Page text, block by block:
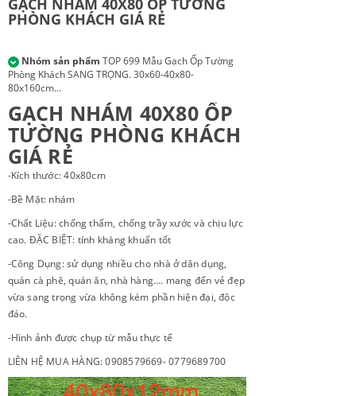
GẠCH NHÁM 40X80 ỐP TƯỜNG
PHÒNG KHÁCH GIÁ RẺ
Nhóm sản phẩm TOP 699 Mẫu Gạch Ốp Tường
Phòng Khách SANG TRỌNG. 30x60-40x80-
80x160cm...
GẠCH NHÁM 40X80 ỐP
TƯỜNG PHÒNG KHÁCH
GIÁ RẺ
-Kích thước: 40x80cm
-Bề Mặt: nhám
-Chất Liệu: chống thấm, chống trầy xước và chịu lực
cao. ĐẶC BIỆT: tính kháng khuẩn tốt
-Công Dụng: sử dụng nhiều cho nhà ở dân dụng,
quán cà phê, quán ăn, nhà hàng…. mang đến vẻ đẹp
vừa sang trọng vừa không kém phần hiện đại, độc
đáo.
-Hình ảnh được chụp từ mẫu thực tế
LIÊN HỆ MUA HÀNG: 0908579669- 0779689700